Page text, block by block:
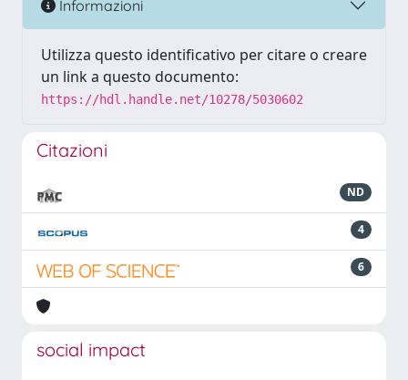
Informazioni
Utilizza questo identificativo per citare o creare
un link a questo documento:
https://hdl.handle.net/10278/5030602
Citazioni
ND
4
6
social impact